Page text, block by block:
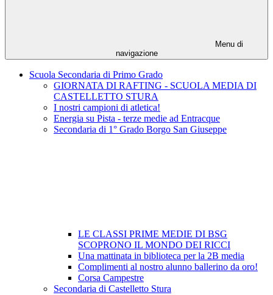
Menu di
navigazione
Scuola Secondaria di Primo Grado
GIORNATA DI RAFTING - SCUOLA MEDIA DI
CASTELLETTO STURA
I nostri campioni di atletica!
Energia su Pista - terze medie ad Entracque
Secondaria di 1° Grado Borgo San Giuseppe
LE CLASSI PRIME MEDIE DI BSG
SCOPRONO IL MONDO DEI RICCI
Una mattinata in biblioteca per la 2B media
Complimenti al nostro alunno ballerino da oro!
Corsa Campestre
Secondaria di Castelletto Stura